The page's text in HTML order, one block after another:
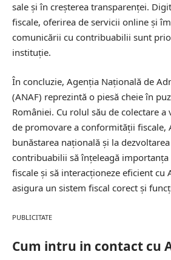
sale și în creșterea transparenței.
fiscale, oferirea de servicii online și
comunicării cu contribuabilii sunt
instituție.
În concluzie, Agenția Națională de
(ANAF) reprezintă o piesă cheie în
României. Cu rolul său de colectare
de promovare a conformității fiscale,
bunăstarea națională și la
contribuabilii să înțeleagă
fiscale și să interacționeze eficient cu
asigura un sistem fiscal corect și
PUBLICITATE
Cum intru in contact cu